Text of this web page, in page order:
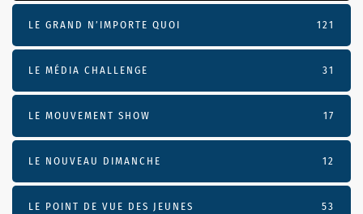
LE GRAND N’IMPORTE QUOI 121
LE MÉDIA CHALLENGE 31
LE MOUVEMENT SHOW 17
LE NOUVEAU DIMANCHE 12
LE POINT DE VUE DES JEUNES 53